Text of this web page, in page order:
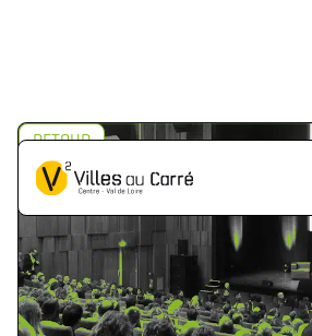
RETOUR